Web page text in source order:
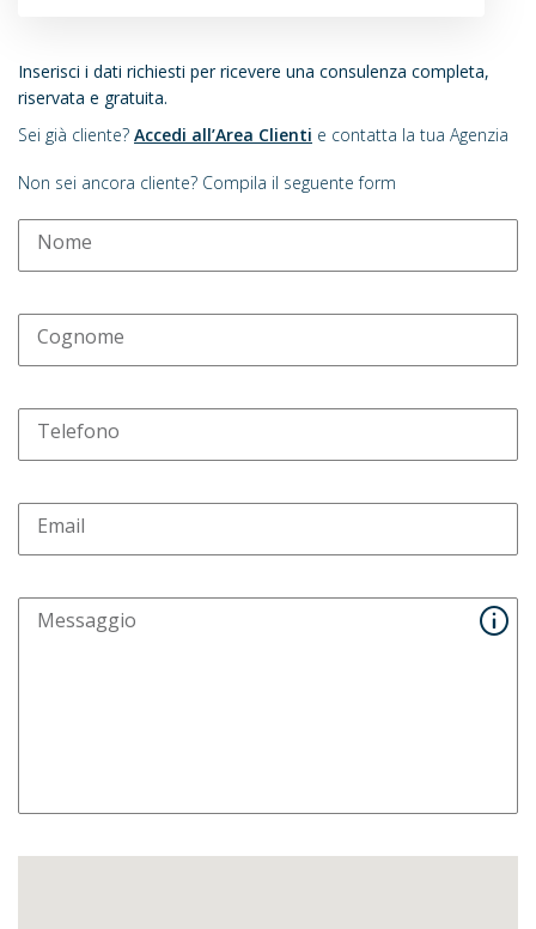
Inserisci i dati richiesti per ricevere una consulenza completa,
riservata e gratuita.
Sei già cliente? Accedi all’Area Clienti e contatta la tua Agenzia
Non sei ancora cliente? Compila il seguente form
Nome
Cognome
Telefono
Email
Messaggio